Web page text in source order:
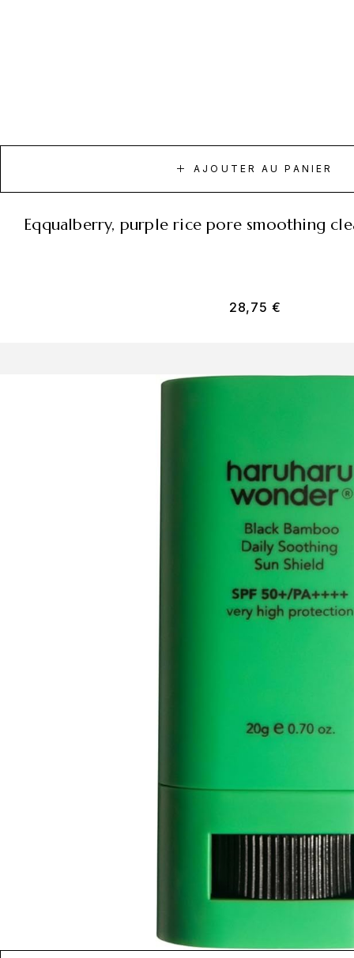
AJOUTER AU PANIER
eqqualberry, purple rice pore smoothing
28,75 €